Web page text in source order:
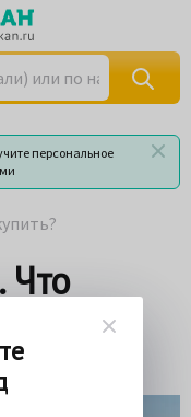
по названию
персональное
Что